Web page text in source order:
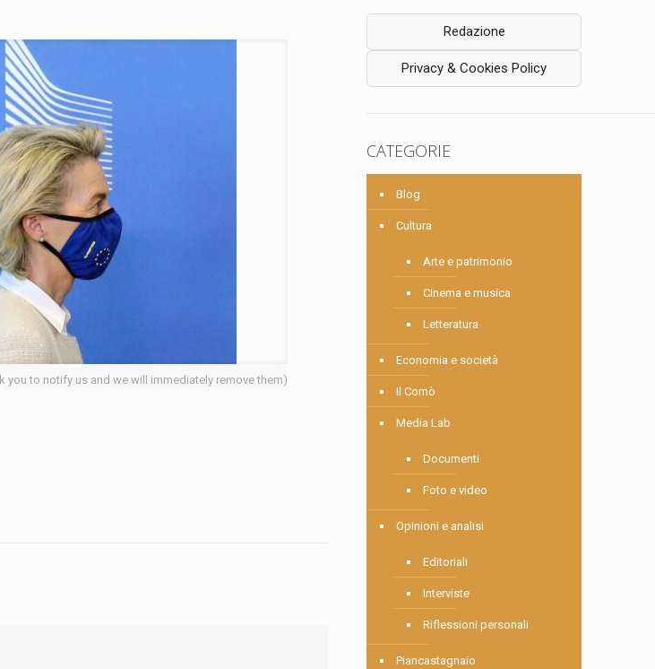
to notify us and we will immediately remove them)
Redazione
Privacy & Cookies Policy
CATEGORIE
Blog
Cultura
Arte e patrimonio
Cinema e musica
Letteratura
Economia e società
Il Comò
Media Lab
Documenti
Foto e video
Opinioni e analisi
Editoriali
Interviste
Riflessioni personali
Piancastagnaio